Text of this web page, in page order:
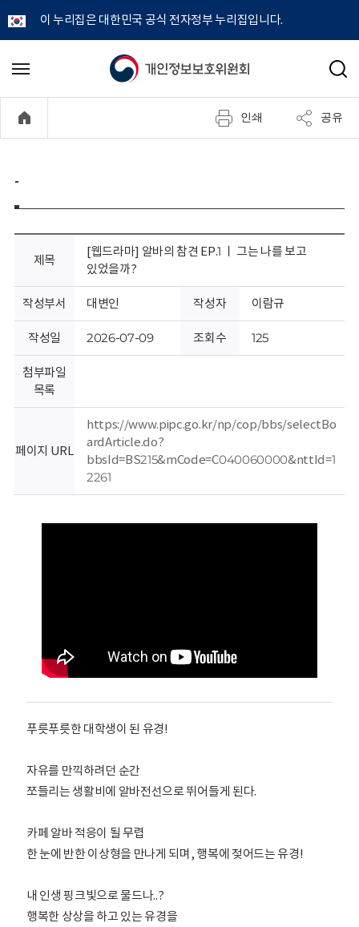
이 누리집은 대한민국 공식 전자정부 누리집입니다.
개
정
보
호
위
원
회
메
기
검
인쇄 공유
-
제목
[웹드라마] 알바의 참견 EP.1 ㅣ 그는 나를 보고
있었을까?
작성부서 대변인 작성자 이람규
작성일 2026-07-09 조회수 125
첨부파일
목록
페이지 URL
https://www.pipc.go.kr/np/cop/bbs/selectBo
ardArticle.do?
bbsId=BS215&mCode=C040060000&nttId=1
2261
푸릇푸릇한 대학생이 된 유경!
자유를 만끽하려던 순간
쪼들리는 생활비에 알바전선으로 뛰어들게 된다.
카페 알바 적응이 될 무렵
한 눈에 반한 이상형을 만나게 되며, 행복에 젖어드는 유경!
내 인생 핑크빛으로 물드나..?
행복한 상상을 하고 있는 유경을